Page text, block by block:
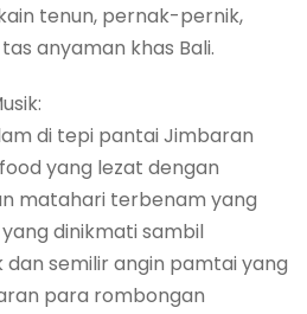
tenun, pernak-pernik,
anyaman khas Bali.
di tepi pantai Jimbaran
yang lezat dengan
matahari terbenam yang
dinikmati sambil
semilir angin pamtai yang
para rombongan